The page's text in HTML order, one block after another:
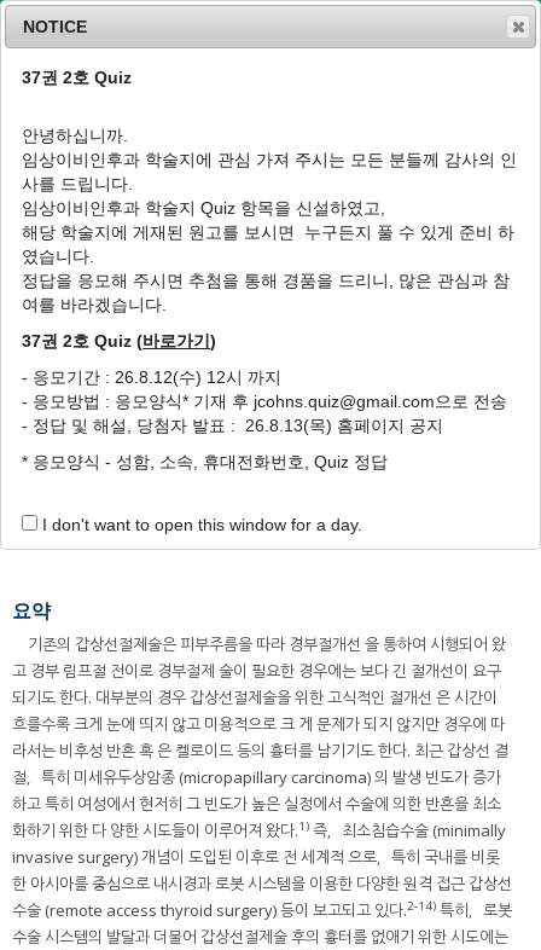
n
v
o
J Clin Otolaryngol Head Neck Surg
24(2 ): 175-188
pISSN: 1225-0244, eISSN: 2713-833X
DOI:https://doi.org/10.35420/jcohns.2013.24.2.175
특집
갑상선유두암 수술의 이해-로봇 갑상선 수술
고윤우 1 , *
Controversy of the Surgery of Papillary
Thyroid Cancer-Robotic Thyroidectomy
Yoon Woo Koh
Published Online: May 31, 2020
요약
기존의 갑상선절제술은 피부주름을 따라 경부절개선 을 통하여 시행되어 왔
고 경부 림프절 전이로 경부절제 술이 필요한 경우에는 보다 긴 절개선이 요구
되기도 한다. 대부분의 경우 갑상선절제술을 위한 고식적인 절개선 은 시간이
흐를수록 크게 눈에 띄지 않고 미용적으로 크 게 문제가 되지 않지만 경우에 따
라서는 비후성 반흔 혹 은 켈로이드 등의 흉터를 남기기도 한다. 최근 갑상선 결
절，특히 미세유두상암종 (micropapillary carcinoma) 의 발생 빈도가 증가
하고 특히 여성에서 현저히 그 빈도가 높은 실정에서 수술에 의한 반흔을 최소
화하기 위한 다 양한 시도들이 이루어져 왔다.1) 즉，최소침습수술 (minimally
invasive surgery) 개념이 도입된 이후로 전 세계적 으로，특히 국내를 비롯
한 아시아를 중심으로 내시경과 로봇 시스템을 이용한 다양한 원격 접근 갑상선
수술 (remote access thyroid surgery) 등이 보고되고 있다.2-14) 특히，로봇
수술 시스템의 발달과 더불어 갑상선절제술 후의 흉터를 없애기 위한 시도에는
NOTICE
37권 2호 Quiz
안녕하십니까.
임상이비인후과 학술지에 관심 가져 주시는 모든 분들께 감사의 인
사를 드립니다.
임상이비인후과 학술지 Quiz 항목을 신설하였고,
해당 학술지에 게재된 원고를 보시면 누구든지 풀 수 있게 준비 하
였습니다.
정답을 응모해 주시면 추첨을 통해 경품을 드리니, 많은 관심과 참
여를 바라겠습니다.
37권 2호 Quiz (바로가기)
- 응모기간 : 26.8.12(수) 12시 까지
- 응모방법 : 응모양식* 기재 후 jcohns.quiz@gmail.com으로 전송
- 정답 및 해설, 당첨자 발표 : 26.8.13(목) 홈페이지 공지
* 응모양식 - 성함, 소속, 휴대전화번호, Quiz 정답
I don't want to open this window for a day.